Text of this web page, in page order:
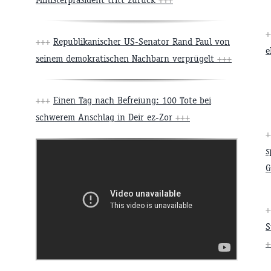
+++ Republikanischer US-Senator Rand Paul von
seinem demokratischen Nachbarn verprügelt +++
+++ Einen Tag nach Befreiung: 100 Tote bei
schwerem Anschlag in Deir ez-Zor +++